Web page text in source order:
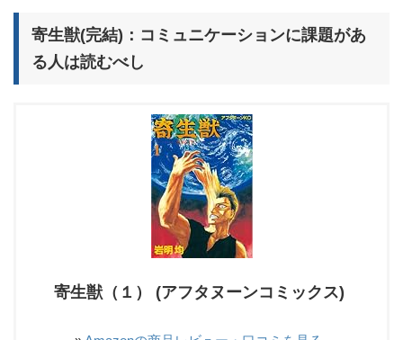
寄生獣(完結)：コミュニケーションに課題があ
る人は読むべし
寄生獣（１） (アフタヌーンコミックス)